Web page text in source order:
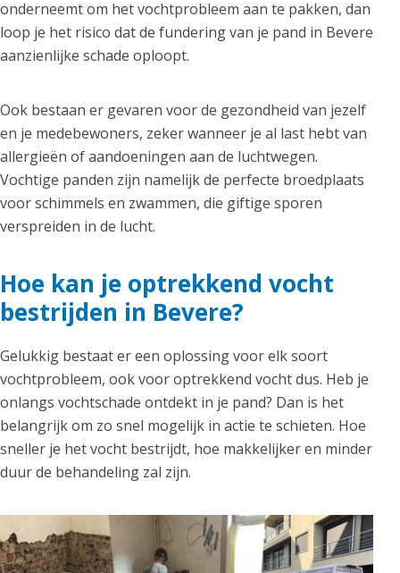
onderneemt om het vochtprobleem aan te pakken, dan
loop je het risico dat de fundering van je pand in Bevere
aanzienlijke schade oploopt.
Ook bestaan er gevaren voor de gezondheid van jezelf
en je medebewoners, zeker wanneer je al last hebt van
allergieën of aandoeningen aan de luchtwegen.
Vochtige panden zijn namelijk de perfecte broedplaats
voor schimmels en zwammen, die giftige sporen
verspreiden in de lucht.
Hoe kan je optrekkend vocht
bestrijden in Bevere?
Gelukkig bestaat er een oplossing voor elk soort
vochtprobleem, ook voor optrekkend vocht dus. Heb je
onlangs vochtschade ontdekt in je pand? Dan is het
belangrijk om zo snel mogelijk in actie te schieten. Hoe
sneller je het vocht bestrijdt, hoe makkelijker en minder
duur de behandeling zal zijn.